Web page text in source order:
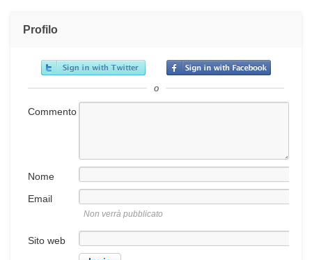
Profilo
o
Commento
Nome
Email
Non verrà pubblicato
Sito web